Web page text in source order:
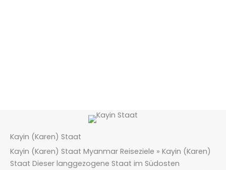
Kayin (Karen) Staat
Kayin (Karen) Staat Myanmar Reiseziele » Kayin (Karen)
Staat Dieser langgezogene Staat im Südosten